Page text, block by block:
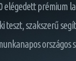
elégedett prémium
teszt, szakszerű
országos